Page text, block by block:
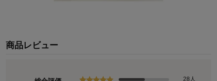
商品レビュー
28人